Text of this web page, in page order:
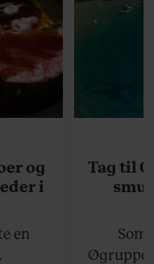
og
i
en
Tag til